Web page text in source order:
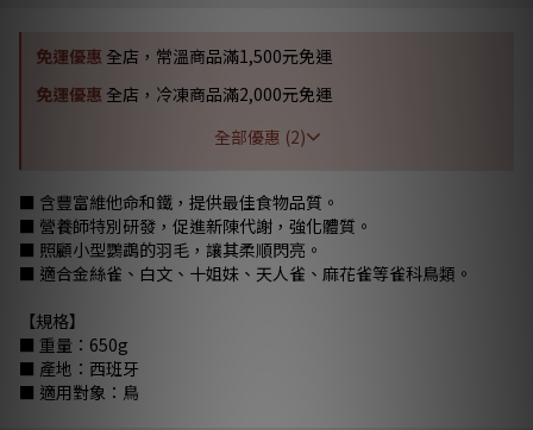
免運優惠 全店，常溫商品滿1,500元免運
免運優惠 全店，冷凍商品滿2,000元免運
全部優惠 (2)
■ 含豐富維他命和鐵，提供最佳食物品質。
■ 營養師特別研發，促進新陳代謝，強化體質。
■ 照顧小型鸚鵡的羽毛，讓其柔順閃亮。
■ 適合金絲雀、白文、十姐妹、天人雀、麻花雀等雀科鳥類。
【規格】
■ 重量：650g
■ 產地：西班牙
■ 適用對象：鳥